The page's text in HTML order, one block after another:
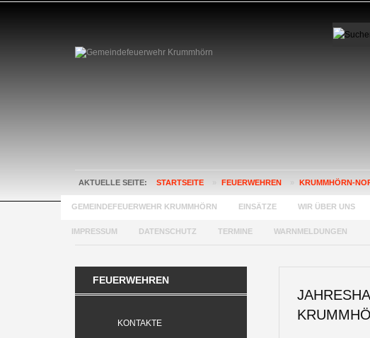
AKTUELLE SEITE: STARTSEITE FEUERWEHREN KRUMMHÖRN-
GEMEINDEFEUERWEHR KRUMMHÖRN EINSÄTZE WIR ÜBER UNS
IMPRESSUM DATENSCHUTZ TERMINE WARNMELDUNGEN
FEUERWEHREN
KONTAKTE